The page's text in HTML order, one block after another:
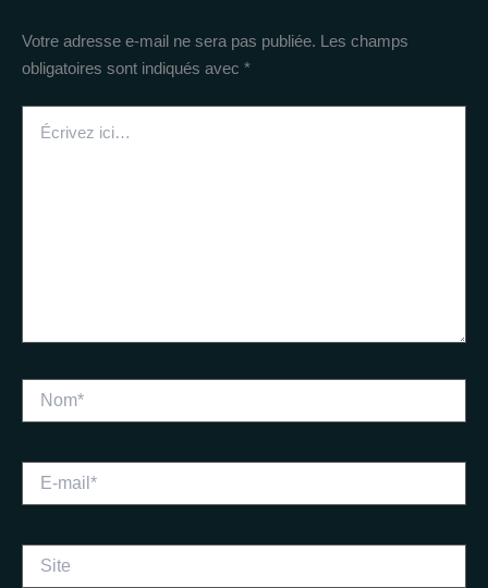
Votre adresse e-mail ne sera pas publiée. Les champs
obligatoires sont indiqués avec *
ici…
mail*